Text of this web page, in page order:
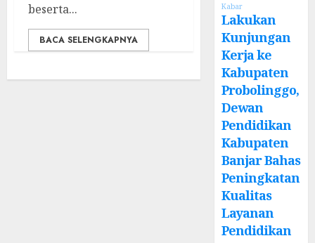
beserta...
BACA SELENGKAPNYA
Kabar
Lakukan
Kunjungan
Kerja ke
Kabupaten
Probolinggo,
Dewan
Pendidikan
Kabupaten
Banjar Bahas
Peningkatan
Kualitas
Layanan
Pendidikan